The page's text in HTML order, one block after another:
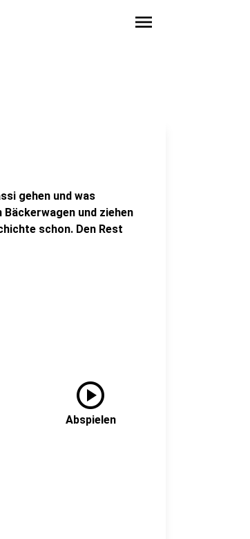
menu
gehen und was
und ziehen
schon. Den Rest
play_circle
Abspielen